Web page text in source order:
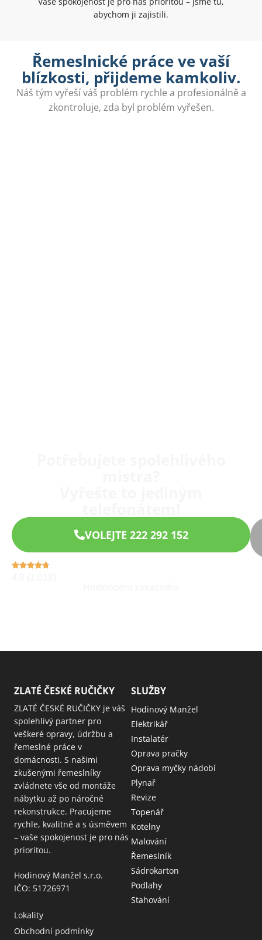
abychom ji zajistili.
Řemeslnické práce ve vaší
blízkosti, přijdeme kamkoliv.
Náš tým vyřeší váš problém rychle a profesionálně a
zkontroluje, zda byl problém vyřešen.
VOLEJTE 222 292 152
ZLATÉ ČESKÉ RUČIČKY
ZLATÉ ČESKÉ RUČIČKY je váš
spolehlivý partner pro
veškeré opravy, údržbu a
řemeslné práce v
domácnosti. S našimi
zkušenými řemeslníky
zvládnete vše od montáže
nábytku až po náročné
rekonstrukce. Pracujeme
rychle, kvalitně a s úsměvem
– vaše spokojenost je pro nás
prioritou.
Hodinový Manžel s.r.o.
IČO: 51726971
Lokality
Obchodní podmínky
SLUŽBY
Hodinový Manžel
Elektrikář
Instalatér
Oprava pračky
Oprava myčky nádobí
Plynař
Revize
Topenář
Kotelny
Malování
Řemeslník
Sádrokarton
Podlahy
Stahování